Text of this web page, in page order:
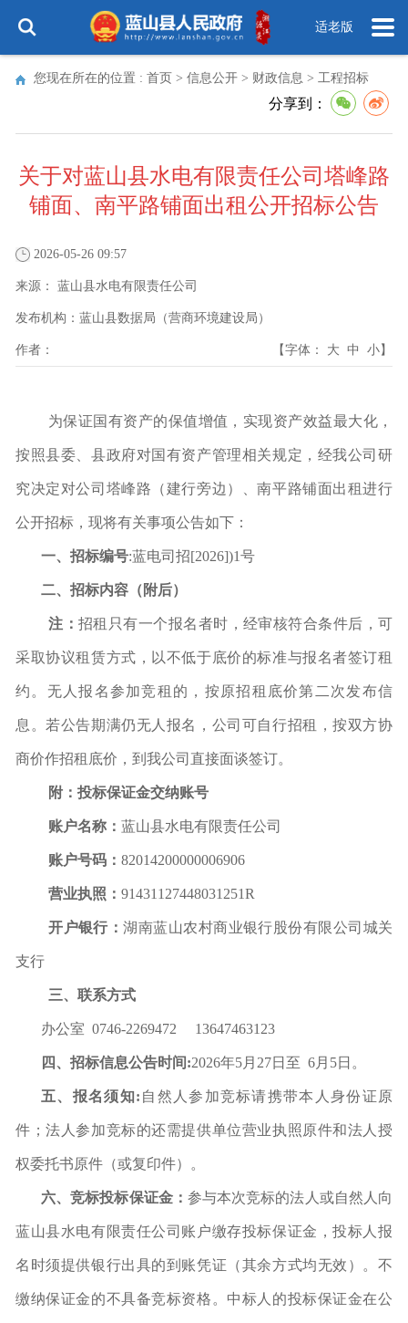
适老版
您现在所在的位置 : 首页 > 信息公开 > 财政信息 > 工程招标
分享到：
关于对蓝山县水电有限责任公司塔峰路
铺面、南平路铺面出租公开招标公告
2026-05-26 09:57
来源： 蓝山县水电有限责任公司
发布机构： 蓝山县数据局（营商环境建设局）
作者： 【字体： 大 中 小】
为保证国有资产的保值增值，实现资产效益最大化，
按照县委、县政府对国有资产管理相关规定，经我公司研
究决定对公司塔峰路（建行旁边） 、南平路铺面出租进行
公开招标，现将有关事项公告如下：
一、招标编号:蓝电司招[2026])1号
二、招标内容 （附后）
注：招租只有一个报名者时，经审核符合条件后，可
采取协议租赁方式，以不低于底价的标准与报名者签订租
约。无人报名参加竞租的，按原招租底价第二次发布信
息。若公告期满仍无人报名，公司可自行招租，按双方协
商价作招租底价，到我公司直接面谈签订。
附 ：投标保证金交纳账号
账户名称：蓝山县水电有限责任公司
账户号码：82014200000006906
营业执照：91431127448031251R
开户银行：湖南蓝山农村商业银行股份有限公司城关
支行
三、联系方式
办公室 0746-2269472 13647463123
四、招标信息公告时间:2026年5月 27日至 6月 5日。
五、报名须知: 自然人参加竞标请携带本人身份证原
件；法人参加竞标的还需提供单位营业执照原件和法人授
权委托书原件（或复印件）。
六、竞标投标保证金： 参与本次竞标的法人或自然人向
蓝山县水电有限责任公司账户缴存投标保证金，投标人报
名时须提供银行出具的到账凭证（其余方式均无效）。不
缴纳保证金的不具备竞标资格。中标人的投标保证金在公